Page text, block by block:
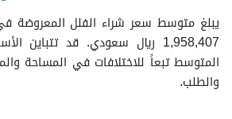
يبلغ متوسط سعر شراء الفلل المعروضة
1,958,407 ريال سعودي. قد
المتوسط تبعاً للاختلافات في المساحة
والطلب.